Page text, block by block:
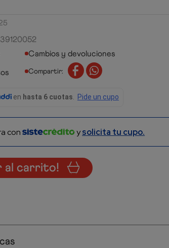
Cambios y devoluciones
Compartir:
con ysolicita tu cupo.
al carrito!